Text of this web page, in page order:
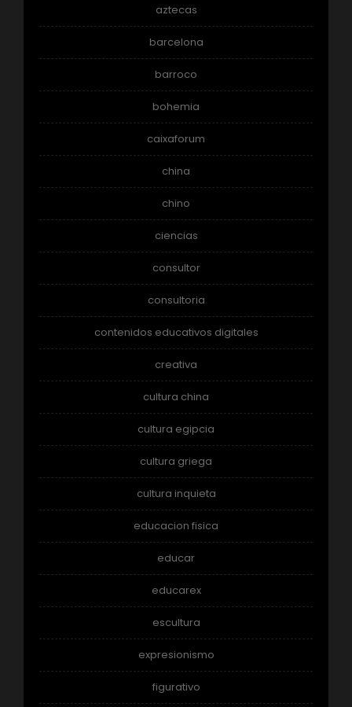
aztecas
barcelona
barroco
bohemia
caixaforum
china
chino
ciencias
consultor
consultoria
contenidos educativos digitales
creativa
cultura china
cultura egipcia
cultura griega
cultura inquieta
educacion fisica
educar
educarex
escultura
expresionismo
figurativo